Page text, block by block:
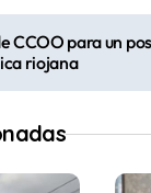
CCOO para un
riojana